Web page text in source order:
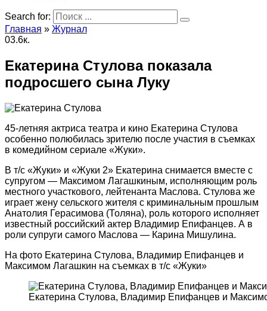
Search for:
Главная » Журнал
03.6к.
Екатерина Стулова показала
подросшего сына Луку
45-летняя актриса театра и кино Екатерина Стулова
особенно полюбилась зрителю после участия в съемках
в комедийном сериале «Жуки».
В т/с «Жуки» и «Жуки 2» Екатерина снимается вместе с
супругом — Максимом Лагашкиным, исполняющим роль
местного участкового, лейтенанта Маслова. Стулова же
играет жену сельского жителя с криминальным прошлым
Анатолия Герасимова (Толяна), роль которого исполняет
известный российский актер Владимир Епифанцев. А в
роли супруги самого Маслова — Карина Мишулина.
На фото Екатерина Стулова, Владимир Епифанцев и
Максимом Лагашкин на съемках в т/с «Жуки»
Екатерина Стулова, Владимир Епифанцев и